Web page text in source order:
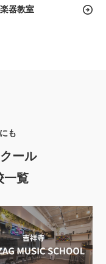
器教室
も
ール
一覧